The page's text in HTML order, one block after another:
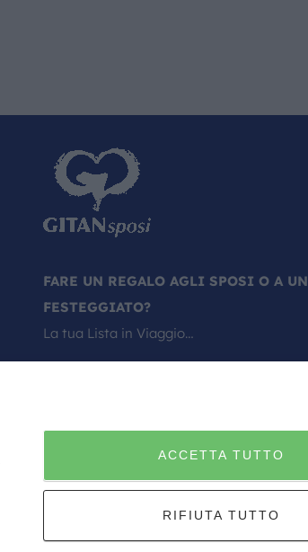
FARE UN REGALO AGLI SPOSI O A UN
FESTEGGIATO?
La tua Lista in Viaggio…
ACCETTA TUTTO
RIFIUTA TUTTO